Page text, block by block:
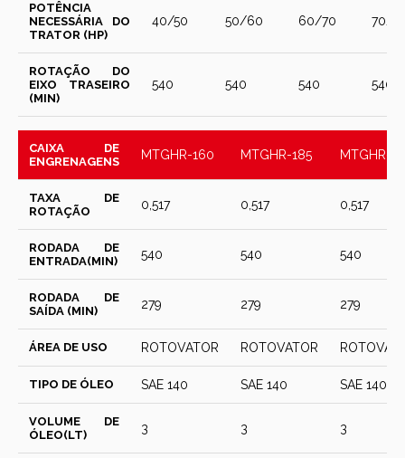
POTÊNCIA
NECESSÁRIA DO
TRATOR (HP)
40/50 50/60 60/70 70/
ROTAÇÃO DO
EIXO TRASEIRO
(MIN)
540 540 540 540
CAIXA DE
ENGRENAGENS
MTGHR-160 MTGHR-185 MTGHR-
TAXA DE
ROTAÇÃO
0,517 0,517 0,517
RODADA DE
ENTRADA(MIN)
540 540 540
RODADA DE
SAÍDA (MIN)
279 279 279
ÁREA DE USO ROTOVATOR ROTOVATOR
TIPO DE ÓLEO SAE 140 SAE 140 SAE 140
VOLUME DE
ÓLEO(LT)
3 3 3